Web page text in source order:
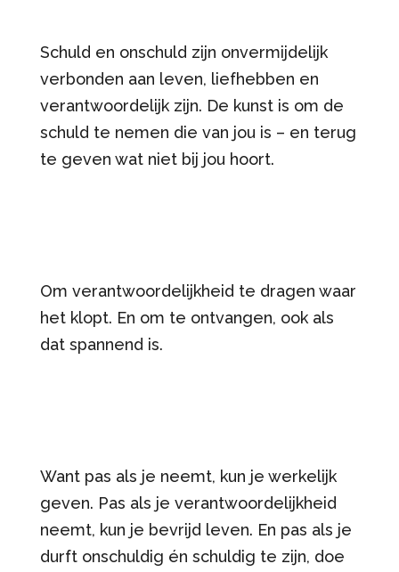
Schuld en onschuld zijn onvermijdelijk
verbonden aan leven, liefhebben en
verantwoordelijk zijn. De kunst is om de
schuld te nemen die van jou is – en terug
te geven wat niet bij jou hoort.
Om verantwoordelijkheid te dragen waar
het klopt. En om te ontvangen, ook als
dat spannend is.
Want pas als je neemt, kun je werkelijk
geven. Pas als je verantwoordelijkheid
neemt, kun je bevrijd leven. En pas als je
durft onschuldig én schuldig te zijn, doe